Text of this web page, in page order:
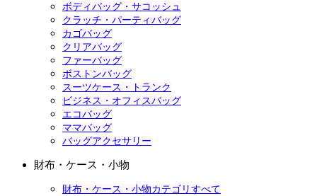
ボディバッグ・サコッシュ
クラッチ・パーティバッグ
カゴバッグ
クリアバッグ
ファーバッグ
ボストンバッグ
スーツケース・トランク
ビジネス・オフィスバッグ
エコバッグ
ママバッグ
バッグアクセサリー
財布・ケース・小物
財布・ケース・小物カテゴリすべて